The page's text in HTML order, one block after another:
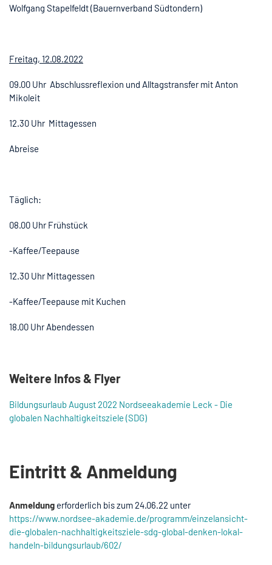
Wolfgang Stapelfeldt (Bauernverband Südtondern)
Freitag, 12.08.2022
09.00 Uhr Abschlussreflexion und Alltagstransfer mit Anton
Mikoleit
12.30 Uhr Mittagessen
Abreise
Täglich:
08.00 Uhr Frühstück
-Kaffee/Teepause
12.30 Uhr Mittagessen
-Kaffee/Teepause mit Kuchen
18.00 Uhr Abendessen
Weitere Infos & Flyer
Bildungsurlaub August 2022 Nordseeakademie Leck - Die
globalen Nachhaltigkeitsziele (SDG)
Eintritt & Anmeldung
Anmeldung erforderlich bis zum 24.06.22 unter
https://www.nordsee-akademie.de/programm/einzelansicht-
die-globalen-nachhaltigkeitsziele-sdg-global-denken-lokal-
handeln-bildungsurlaub/602/